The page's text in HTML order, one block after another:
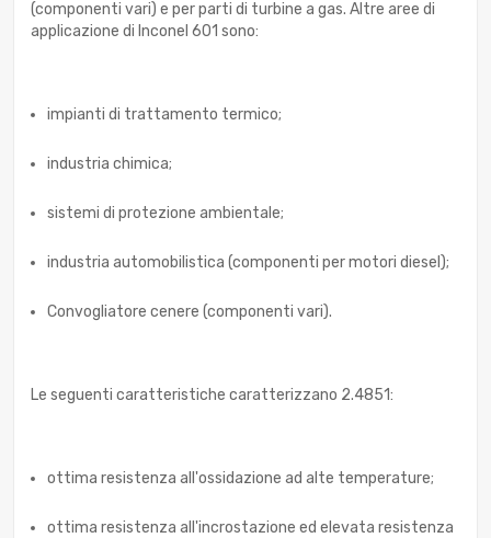
(componenti vari) e per parti di turbine a gas. Altre aree di
applicazione di Inconel 601 sono:
impianti di trattamento termico;
industria chimica;
sistemi di protezione ambientale;
industria automobilistica (componenti per motori diesel);
Convogliatore cenere (componenti vari).
Le seguenti caratteristiche caratterizzano 2.4851:
ottima resistenza all'ossidazione ad alte temperature;
ottima resistenza all'incrostazione ed elevata resistenza